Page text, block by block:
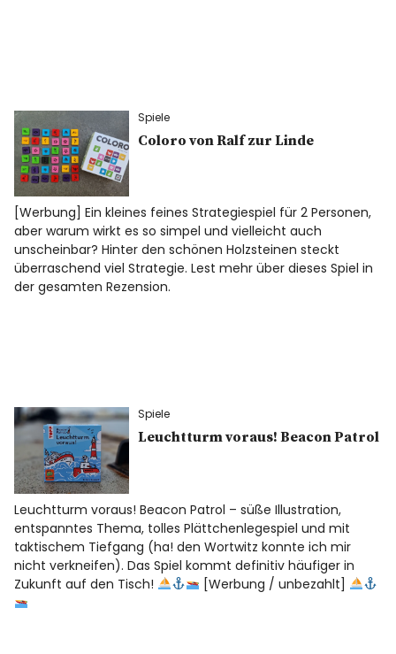
Spiele
Coloro von Ralf zur Linde
[Werbung] Ein kleines feines Strategiespiel für 2 Personen,
aber warum wirkt es so simpel und vielleicht auch
unscheinbar? Hinter den schönen Holzsteinen steckt
überraschend viel Strategie. Lest mehr über dieses Spiel in
der gesamten Rezension.
Spiele
Leuchtturm voraus! Beacon Patrol
Leuchtturm voraus! Beacon Patrol – süße Illustration,
entspanntes Thema, tolles Plättchenlegespiel und mit
taktischem Tiefgang (ha! den Wortwitz konnte ich mir
nicht verkneifen). Das Spiel kommt definitiv häufiger in
Zukunft auf den Tisch!
[Werbung / unbezahlt]